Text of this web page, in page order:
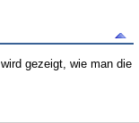
gezeigt, wie man die